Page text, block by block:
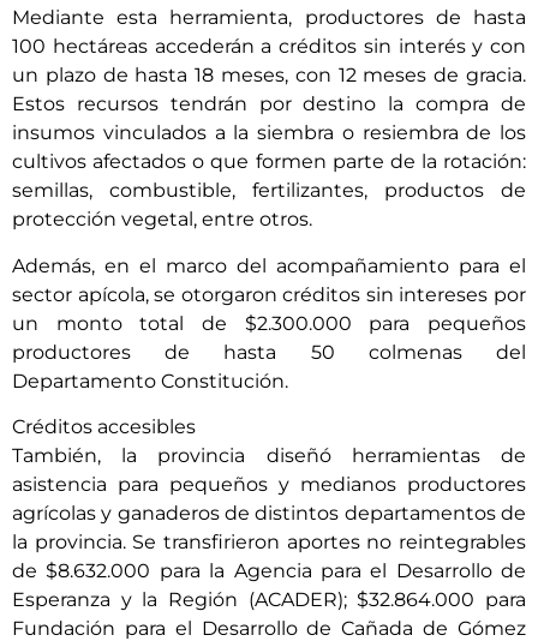
Mediante esta herramienta, productores de hasta
100 hectáreas accederán a créditos sin interés y con
un plazo de hasta 18 meses, con 12 meses de gracia.
Estos recursos tendrán por destino la compra de
insumos vinculados a la siembra o resiembra de los
cultivos afectados o que formen parte de la rotación:
semillas, combustible, fertilizantes, productos de
protección vegetal, entre otros.
Además, en el marco del acompañamiento para el
sector apícola, se otorgaron créditos sin intereses por
un monto total de $2.300.000 para pequeños
productores de hasta 50 colmenas del
Departamento Constitución.
Créditos accesibles
También, la provincia diseñó herramientas de
asistencia para pequeños y medianos productores
agrícolas y ganaderos de distintos departamentos de
la provincia. Se transfirieron aportes no reintegrables
de $8.632.000 para la Agencia para el Desarrollo de
Esperanza y la Región (ACADER); $32.864.000 para
Fundación para el Desarrollo de Cañada de Gómez